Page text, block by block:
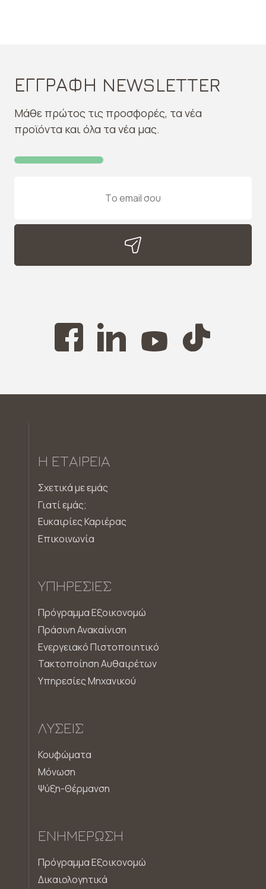
ΕΓΓΡΑΦΗ NEWSLETTER
Μάθε πρώτος τις προσφορές, τα νέα
προϊόντα και όλα τα νέα μας.
Η ΕΤΑΙΡΕΊΑ
Σχετικά με εμάς
Γιατί εμάς;
Ευκαιρίες Καριέρας
Επικοινωνία
ΥΠΗΡΕΣΊΕΣ
Πρόγραμμα Εξοικονομώ
Πράσινη Ανακαίνιση
Ενεργειακό Πιστοποιητικό
Τακτοποίηση Αυθαιρέτων
Υπηρεσίες Μηχανικού
ΛΎΣΕΙΣ
Κουφώματα
Μόνωση
Ψύξη-Θέρμανση
ΕΝΗΜΈΡΩΣΗ
Πρόγραμμα Εξοικονομώ
Δικαιολογητικά